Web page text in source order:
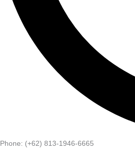
Phone: (+62) 813-1946-6665